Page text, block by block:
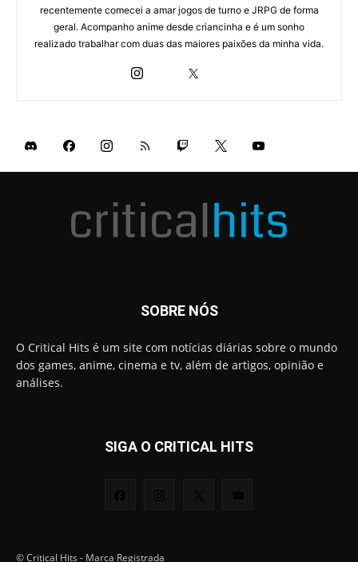
recentemente comecei a amar jogos de turno e JRPG de forma
geral. Acompanho anime desde criancinha e é um sonho
realizado trabalhar com duas das maiores paixões da minha vida.
SOBRE NÓS
O Critical Hits é um site com notícias diárias sobre o mundo
dos games, anime, cinema e tv, além de artigos, opinião e
análises.
SIGA O CRITICAL HITS
© Critical Hits - Marca Registrada